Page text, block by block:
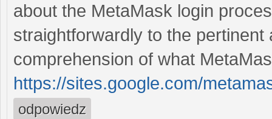
about the MetaMask login
straightforwardly to the
comprehension of what
https://sites.google.com/
odpowiedz